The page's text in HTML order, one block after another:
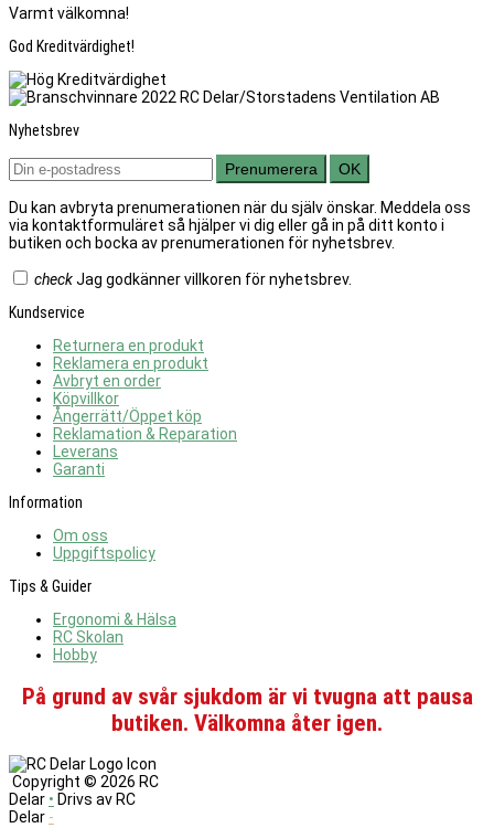
Varmt välkomna!
God Kreditvärdighet!
Nyhetsbrev
Prenumerera OK
Du kan avbryta prenumerationen när du själv önskar. Meddela oss
via kontaktformuläret så hjälper vi dig eller gå in på ditt konto i
butiken och bocka av prenumerationen för nyhetsbrev.
checkJag godkänner villkoren för nyhetsbrev.
Kundservice
Returnera en produkt
Reklamera en produkt
Avbryt en order
Köpvillkor
Ångerrätt/Öppet köp
Reklamation & Reparation
Leverans
Garanti
Information
Om oss
Uppgiftspolicy
Tips & Guider
Ergonomi & Hälsa
RC Skolan
Hobby
På grund av svår sjukdom är vi tvugna att pausa
butiken. Välkomna åter igen.
Copyright © 2026 RC
Delar • Drivs av RC
Delar -